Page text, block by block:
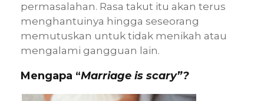
permasalahan. Rasa takut itu akan terus
menghantuinya hingga seseorang
memutuskan untuk tidak menikah atau
mengalami gangguan lain.
Mengapa “Marriage is scary”?